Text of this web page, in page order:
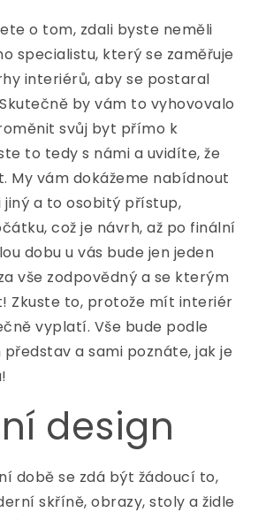
o tom, zdali byste neměli
specialistu, který se zaměřuje
interiérů, aby se postaral
by vám to vyhovovalo
svůj byt přímo k
to tedy s námi a uvidíte, že
My vám dokážeme nabídnout
jiný a to osobitý přístup,
což je návrh, až po finální
dobu u vás bude jen jeden
vše zodpovědný a se kterým
Zkuste to, protože mít interiér
vyplatí. Vše bude podle
a sami poznáte, jak je
design
době se zdá být žádoucí to,
skříně, obrazy, stoly a židle